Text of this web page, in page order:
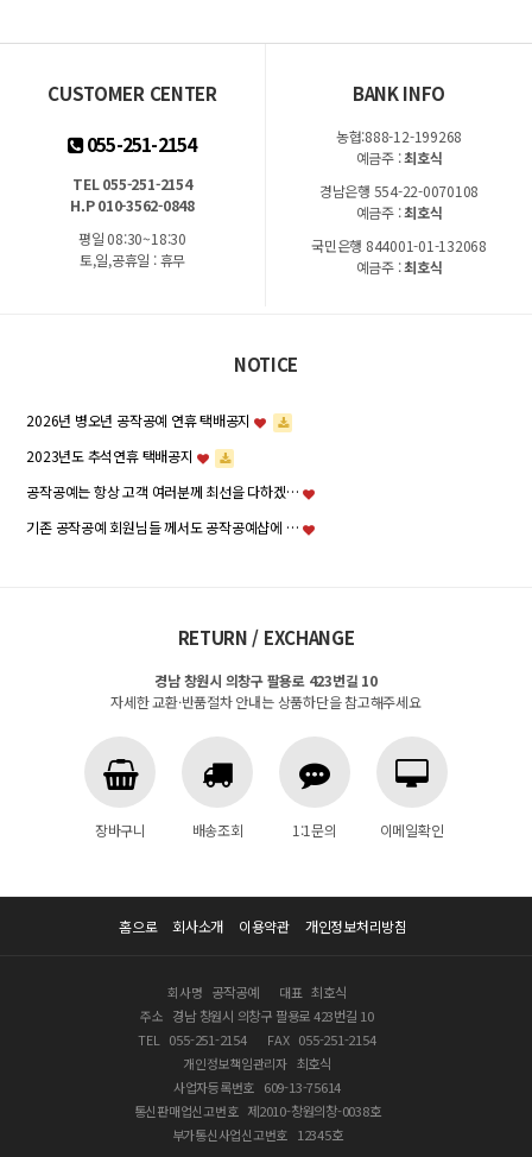
CUSTOMER CENTER
055-251-2154
TEL 055-251-2154
H.P 010-3562-0848
평일 08:30~18:30
토,일,공휴일 : 휴무
BANK INFO
농협:888-12-199268
예금주 :최호식
경남은행 554-22-0070108
예금주 :최호식
국민은행 844001-01-132068
예금주 :최호식
NOTICE
2026년 병오년 공작공예 연휴 택배공지
2023년도 추석연휴 택배공지
공작공예는 항상 고객 여러분께 최선을 다하겠…
기존 공작공예 회원님들 께서도 공작공예샵에 …
RETURN / EXCHANGE
경남 창원시 의창구 팔용로 423번길 10
자세한 교환·반품절차 안내는 상품하단을 참고해주세요
장바구니 배송조회 1:1문의 이메일확인
홈으로 회사소개 이용약관 개인정보처리방침
회사명 공작공예 대표 최호식
주소 경남 창원시 의창구 팔용로 423번길 10
TEL
055-251-2154 FAX 055-251-2154
개인정보책임관리자 최호식
사업자등록번호 609-13-75614
통신판매업신고번호 제2010-창원의창-0038호
부가통신사업신고번호 12345호